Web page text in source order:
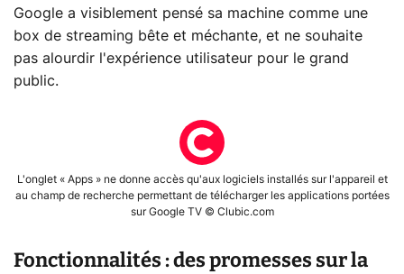
Google a visiblement pensé sa machine comme une
box de streaming bête et méchante, et ne souhaite
pas alourdir l'expérience utilisateur pour le grand
public.
L'onglet « Apps » ne donne accès qu'aux logiciels installés sur l'appareil et
au champ de recherche permettant de télécharger les applications portées
sur Google TV © Clubic.com
Fonctionnalités : des promesses sur la